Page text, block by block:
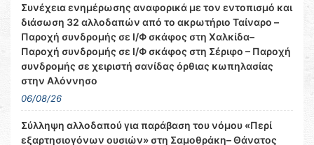
Συνέχεια ενημέρωσης αναφορικά με τον εντοπισμό και
διάσωση 32 αλλοδαπών από το ακρωτήριο Ταίναρο –
Παροχή συνδρομής σε Ι/Φ σκάφος στη Χαλκίδα–
Παροχή συνδρομής σε Ι/Φ σκάφος στη Σέριφο – Παροχή
συνδρομής σε χειριστή σανίδας όρθιας κωπηλασίας
στην Αλόννησο
06/08/26
Σύλληψη αλλοδαπού για παράβαση του νόμου «Περί
εξαρτησιογόνων ουσιών» στη Σαμοθράκη– Θάνατος